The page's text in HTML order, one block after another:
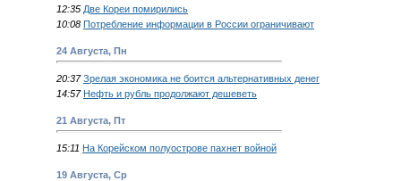
12:35 Две Кореи помирились
10:08 Потребление информации в России ограничивают
24 Августа, Пн
20:37 Зрелая экономика не боится альтернативных денег
14:57 Нефть и рубль продолжают дешеветь
21 Августа, Пт
15:11 На Корейском полуострове пахнет войной
19 Августа, Ср